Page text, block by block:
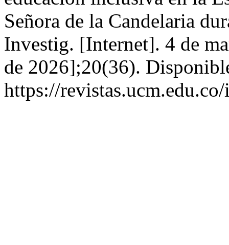
Señora de la Candelaria
Investig. [Internet]. 4 de
de 2026];20(36).
https://